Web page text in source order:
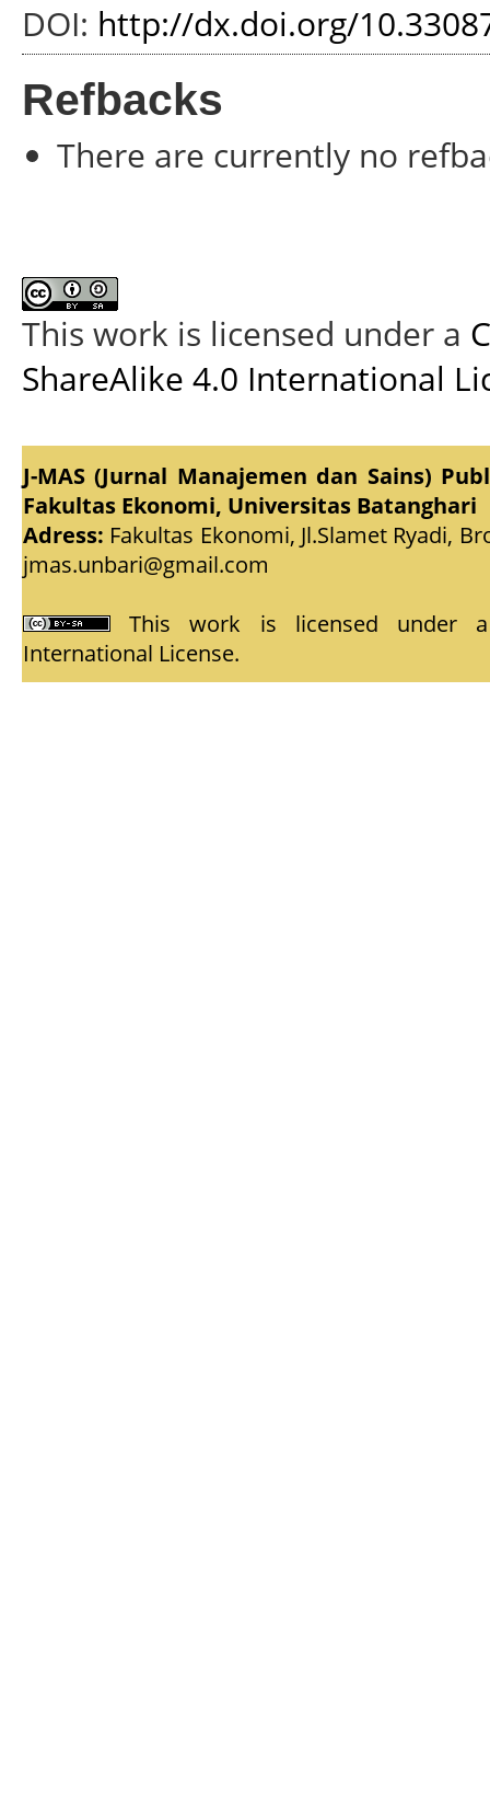
DOI: http://dx.doi.org/
Refbacks
There are currently no
This work is licensed under a
ShareAlike 4.0 International
J-MAS (Jurnal Manajemen dan Sains)
Fakultas Ekonomi, Universitas Batanghari
Adress: Fakultas Ekonomi, Jl.Slamet Ryadi,
jmas.unbari@gmail.com
This work is licensed under
International License.